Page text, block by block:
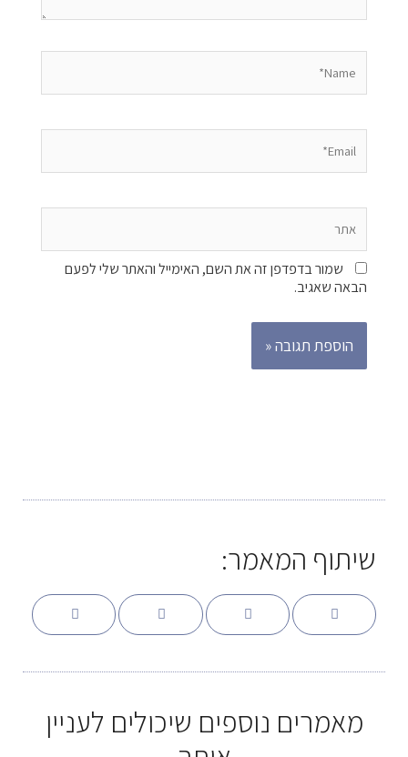
שמור בדפדפן זה את השם, האימייל והאתר שלי לפעם
הבאה שאגיב.
שיתוף המאמר:
מאמרים נוספים שיכולים לעניין